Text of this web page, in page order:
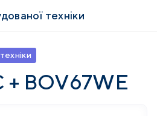
техніки
+ BOV67WE